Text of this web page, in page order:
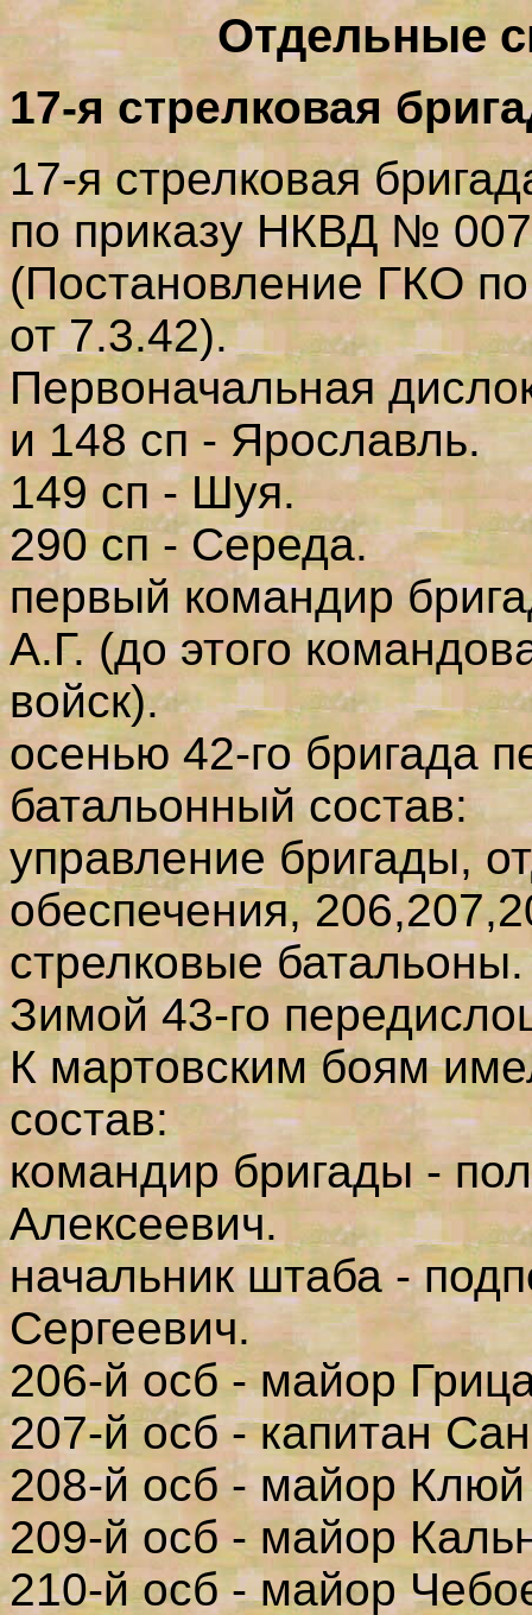
Отдельные
17-я стрелковая
17-я стрелковая
по приказу НКВД №
(Постановление ГКО
от 7.3.42).
Первоначальная
и 148 сп - Ярославль.
149 сп - Шуя.
290 сп - Середа.
первый командир
А.Г. (до этого
войск).
осенью 42-го бригада
батальонный состав:
управление бригады,
обеспечения,
стрелковые батальоны.
Зимой 43-го
К мартовским боям
состав:
командир бригады -
Алексеевич.
начальник штаба -
Сергеевич.
206-й осб - майор
207-й осб - капитан
208-й осб - майор
209-й осб - майор
210-й осб - майор